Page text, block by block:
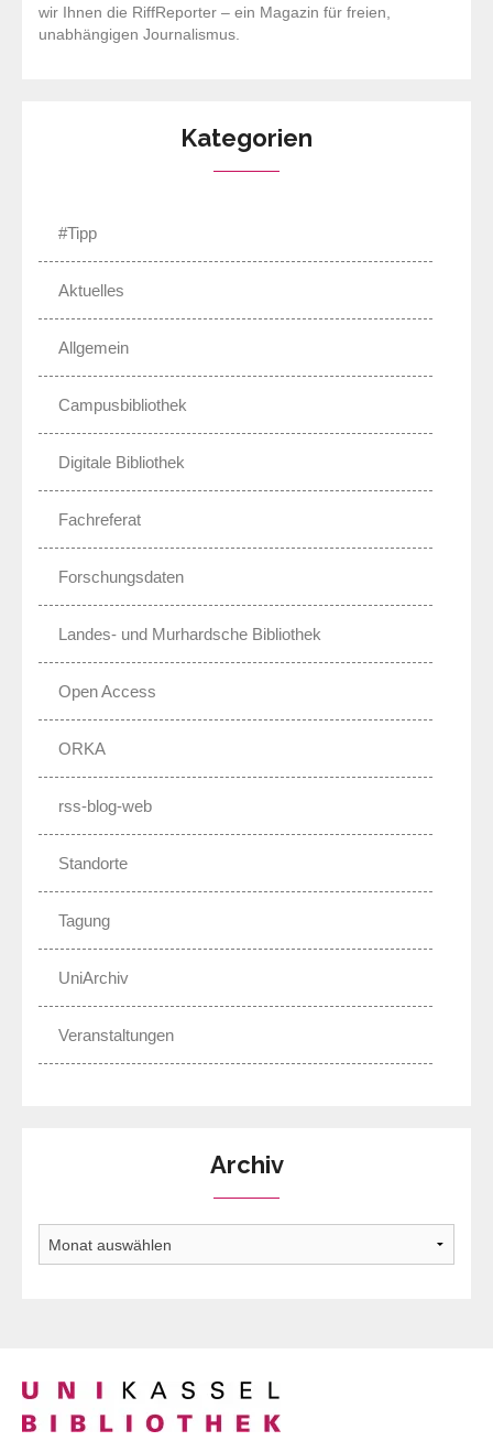
wir Ihnen die RiffReporter – ein Magazin für freien,
unabhängigen Journalismus.
Kategorien
#Tipp
Aktuelles
Allgemein
Campusbibliothek
Digitale Bibliothek
Fachreferat
Forschungsdaten
Landes- und Murhardsche Bibliothek
Open Access
ORKA
rss-blog-web
Standorte
Tagung
UniArchiv
Veranstaltungen
Archiv